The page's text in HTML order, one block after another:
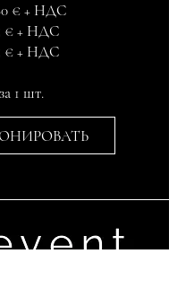
€ + НДС
€ + НДС
€ + НДС
1 шт.